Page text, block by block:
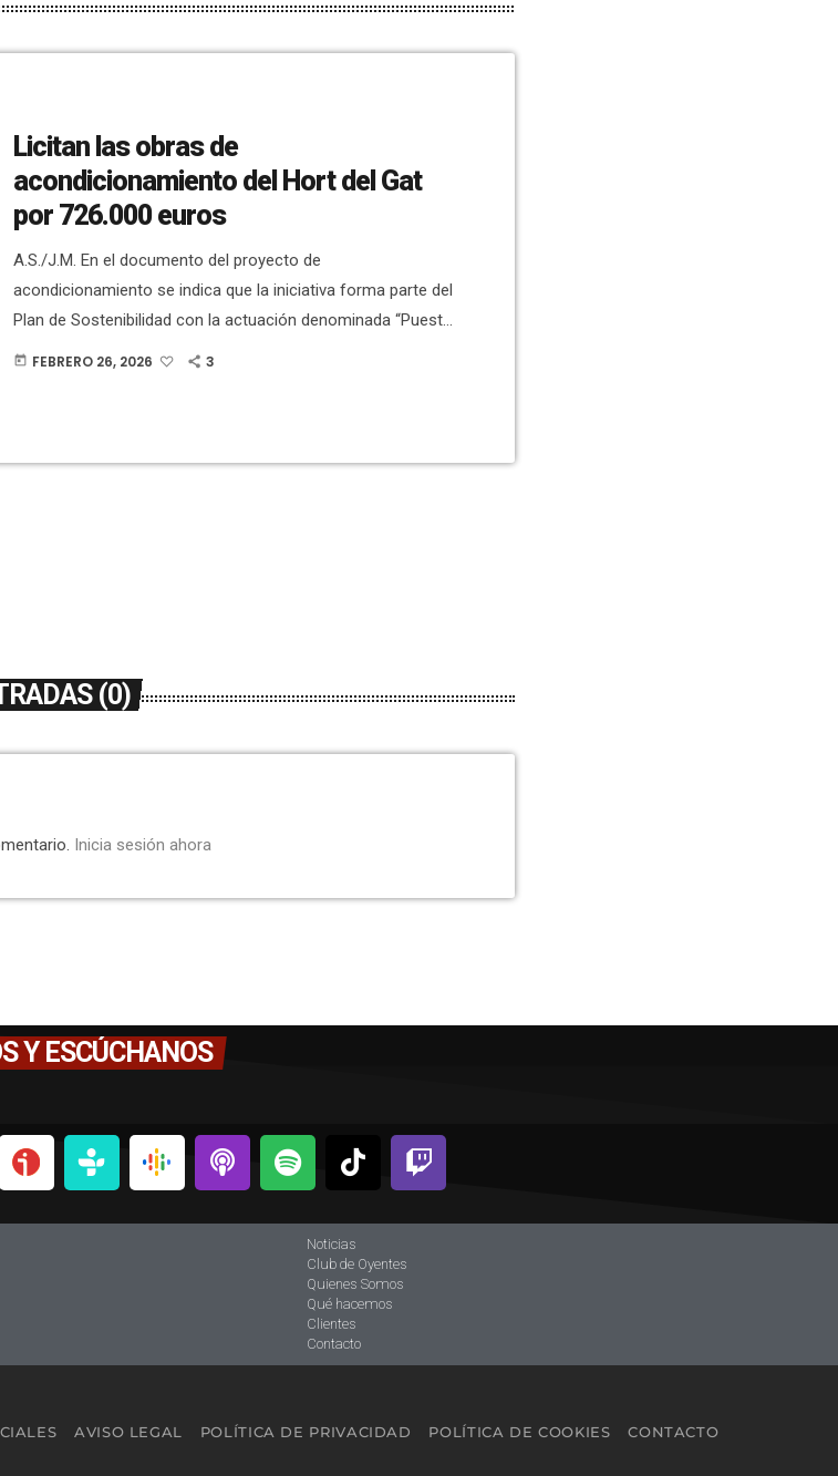
Licitan las obras de
acondicionamiento del Hort del Gat
por 726.000 euros
A.S./J.M. En el documento del proyecto de
acondicionamiento se indica que la iniciativa forma parte del
Plan de Sostenibilidad con la actuación denominada “Puesta
en valor del centro de experiencias turísticas del Palmeral”.
patrimonio de la humanidad y la cultura agrícola del destino
today FEBRERO 26, 2026 3
(0)
Inicia sesión ahora
Y ESCÚCHANOS
Noticias
Club de Oyentes
Quienes Somos
Qué hacemos
Clientes
Contacto
AVISO LEGAL POLÍTICA DE PRIVACIDAD POLÍTICA DE COOKIES CONTACTO